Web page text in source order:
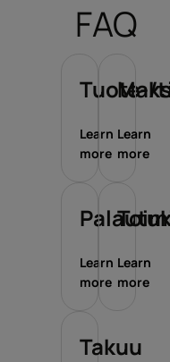
FAQ
Tuote-/
Learn
more
Learn
more
Learn
more
Learn
more
Takuu